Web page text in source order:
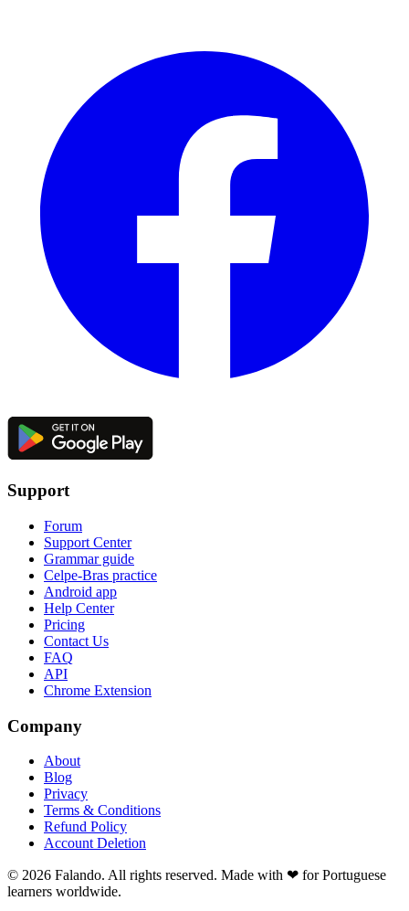
Support
Forum
Support Center
Grammar guide
Celpe-Bras practice
Android app
Help Center
Pricing
Contact Us
FAQ
API
Chrome Extension
Company
About
Blog
Privacy
Terms & Conditions
Refund Policy
Account Deletion
© 2026 Falando. All rights reserved. Made with ❤ for Portuguese
learners worldwide.